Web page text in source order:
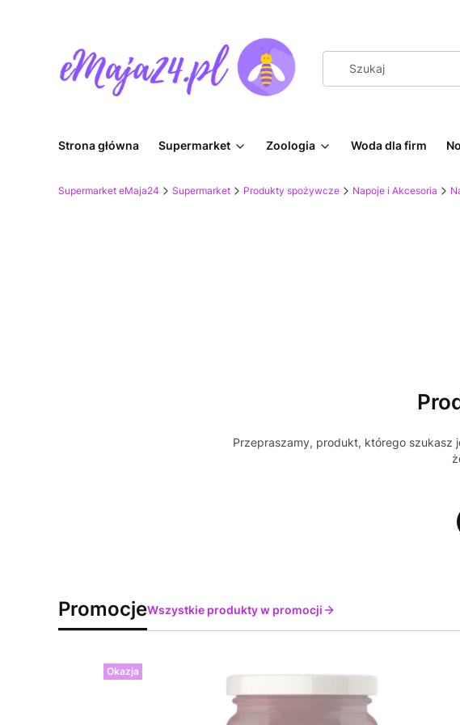
Strona główna Supermarket Zoologia Woda dla firm
Supermarket eMaja24 Supermarket Produkty spożywcze Napoje i Akcesoria
Przepraszamy, produkt, którego szukasz
PromocjeWszystkie produkty w promocji
Okazja